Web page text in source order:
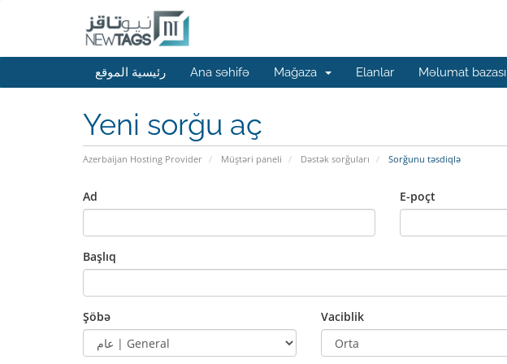
رئيسية الموقع Ana səhifə Mağaza Elanlar Məlumat bazası
Yeni sorğu aç
Azerbaijan Hosting Provider Müştəri paneli Dəstək sorğuları Sorğunu təsdiqlə
Ad E-poçt
Başlıq
Şöbə Vaciblik